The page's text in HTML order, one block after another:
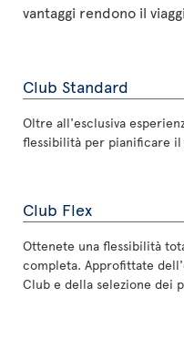
vantaggi rendono il
Club Standard
Oltre all'esclusiva
flessibilità per pianificare
Club Flex
Ottenete una flessibilità
completa. Approfittate
Club e della selezione dei